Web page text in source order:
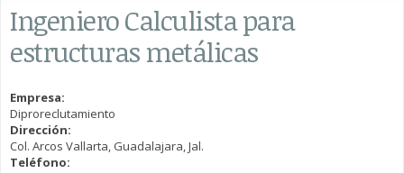
Ingeniero Calculista para
estructuras metálicas
Empresa:
Diproreclutamiento
Dirección:
Col. Arcos Vallarta, Guadalajara, Jal.
Teléfono: